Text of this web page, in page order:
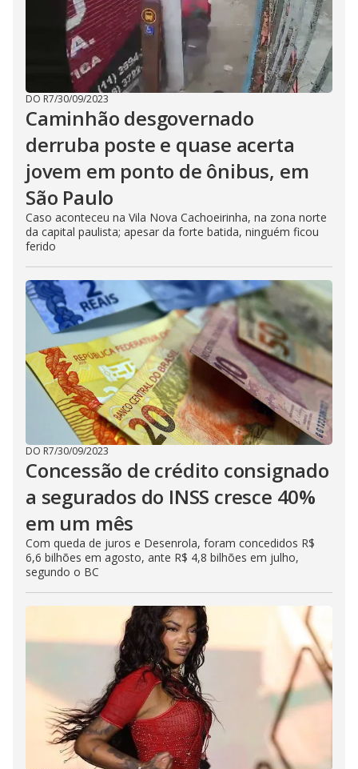
DO R7/30/09/2023
Caminhão desgovernado
derruba poste e quase acerta
jovem em ponto de ônibus, em
São Paulo
Caso aconteceu na Vila Nova Cachoeirinha, na zona norte
da capital paulista; apesar da forte batida, ninguém ficou
ferido
DO R7/30/09/2023
Concessão de crédito consignado
a segurados do INSS cresce 40%
em um mês
Com queda de juros e Desenrola, foram concedidos R$
6,6 bilhões em agosto, ante R$ 4,8 bilhões em julho,
segundo o BC